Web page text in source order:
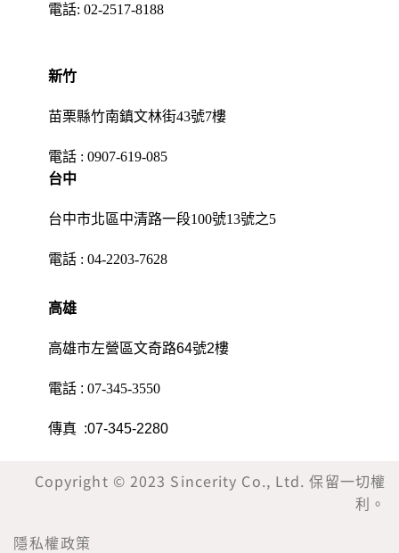
電話:02-2517-8188
新竹
苗栗縣竹南鎮文林街43號7樓
電話 :0907-619-085
台中
台中市北區中清路一段100號13號之5
電話 :04-2203-7628
高雄
高雄市左營區文奇路64號2樓
電話 :07-345-3550
傳真 :07-345-2280
Copyright © 2023 Sincerity Co., Ltd. 保留一切權
利。
隱私權政策